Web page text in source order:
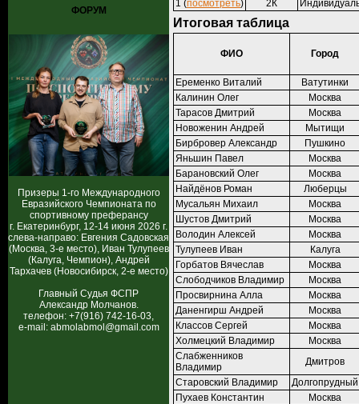
ФОРУМ
Призеры 1-го Международного
Евразийского Чемпионата по
спортивному преферансу
г. Екатеринбург, 12-14 июня 2026 г.
слева-направо: Евгения Садовская
(Москва, 3-е место), Иван Тулупеев
(Калуга, Чемпион), Андрей
Тархачев (Новосибирск, 2-е место)
Главный Судья ФСПР
Александр Молчанов.
телефон: +7(916) 742-16-03,
e-mail: abmolabmol@gmail.com
1 (посмотреть) 2К
Итоговая таблица
ФИО Город
Еременко Виталий
Ватутинки
Калинин Олег
Москва
Тарасов Дмитрий
Москва
Новоженин Андрей
Мытищи
Бирбровер Александр
Пушкино
Яньшин Павел
Москва
Барановский Олег
Москва
Найдёнов Роман
Люберцы
Мусальян Михаил
Москва
Шустов Дмитрий
Москва
Володин Алексей
Москва
Тулупеев Иван
Калуга
Горбатов Вячеслав
Москва
Слободчиков Владимир
Москва
Просвирнина Алла
Москва
Даненгирш Андрей
Москва
Классов Сергей
Москва
Холмецкий Владимир
Москва
Слабженников
Владимир
Дмитров
Старовский Владимир
Долгопрудный
Пухаев Константин
Москва